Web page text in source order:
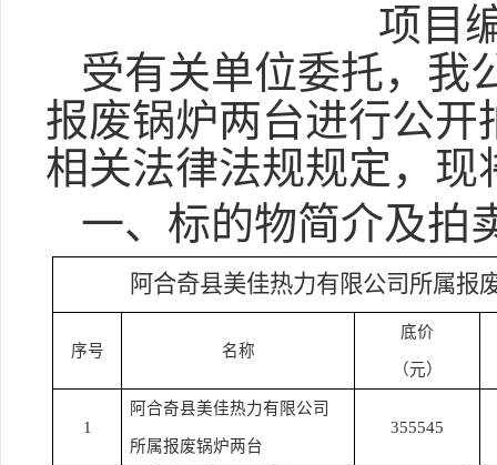
项目
受有关单位委托，我
报废锅炉两台进行公开
相关法律法规规定，
一、 标的物简介及拍
阿合奇县美佳热力有限公司所属报
序号 名称
底价
（元）
1
阿合奇县美佳热力有限公司
所属报废锅炉两台
355545